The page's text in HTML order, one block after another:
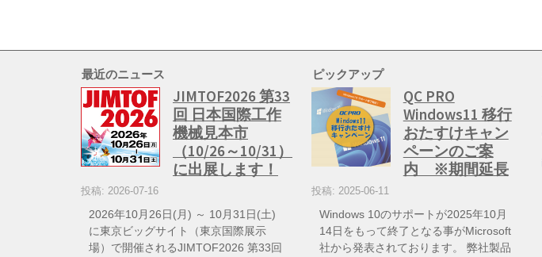
最近のニュース
JIMTOF2026 第33
回 日本国際工作
機械見本市
（10/26～10/31）
に出展します！
投稿: 2026-07-16
2026年10月26日(月) ～ 10月31日(土)
に東京ビッグサイト（東京国際展示
場）で開催されるJIMTOF2026 第33回
ピックアップ
QC PRO
Windows11 移行
おたすけキャン
ペーンのご案
内 ※期間延長
投稿: 2025-06-11
Windows 10のサポートが2025年10月
14日をもって終了となる事がMicrosoft
社から発表されております。 弊社製品